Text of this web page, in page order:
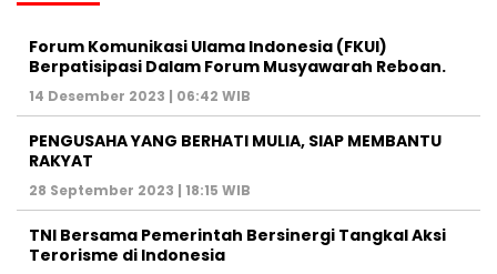
Forum Komunikasi Ulama Indonesia (FKUI)
Berpatisipasi Dalam Forum Musyawarah Reboan.
14 Desember 2023 | 06:42 WIB
PENGUSAHA YANG BERHATI MULIA, SIAP MEMBANTU
RAKYAT
28 September 2023 | 18:15 WIB
TNI Bersama Pemerintah Bersinergi Tangkal Aksi
Terorisme di Indonesia